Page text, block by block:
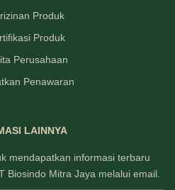
Produk
Produk
Perusahaan
Penawaran
LAINNYA
mendapatkan informasi terbaru
Biosindo Mitra Jaya melalui email.